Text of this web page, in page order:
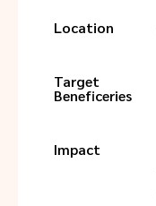
Location
Target
Beneficeries
Impact